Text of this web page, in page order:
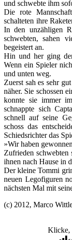
und schwebte ihm
Die rote
schalteten ihre
In den unzähligen
schwebten, sahen
begeistert an.
Hin und her ging
Wenn ein Spieler
und unten weg.
Zuerst sah es sehr
näher. Sie schossen
konnte sie immer
schnappte sich
schnell auf seine
schoss das
Schiedsrichter das
»Wir haben
Zufrieden
ihnen nach Hause in
Der kleine Tommi
neuen Legofiguren
nächsten Mal mit
(c) 2012, Marco
Klicke,